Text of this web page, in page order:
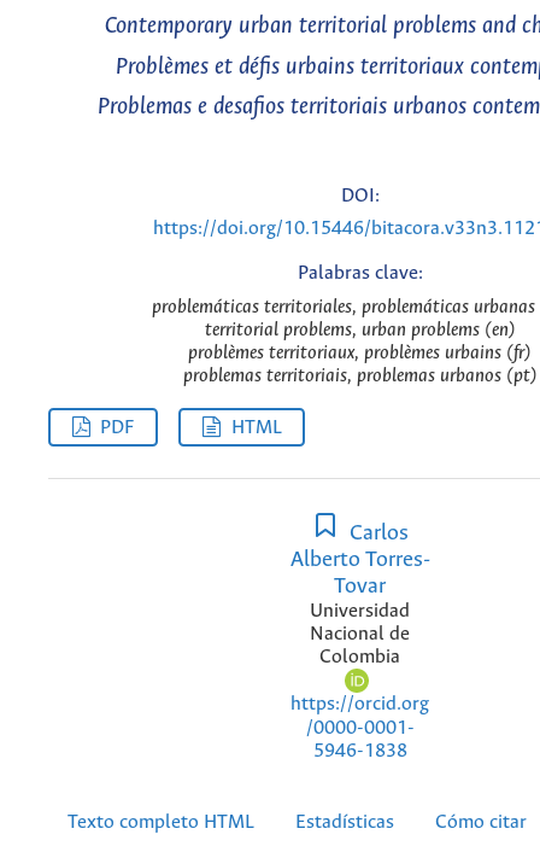
Contemporary urban territorial problems and
Problèmes et défis urbains territoriaux
Problemas e desafios territoriais urbanos
DOI:
https://doi.org/10.15446/
Palabras clave:
problemáticas territoriales, problemáticas urbanas
territorial problems, urban problems (en)
problèmes territoriaux, problèmes urbains (fr)
problemas territoriais, problemas urbanos (pt)
PDF HTML
Carlos
Alberto Torres-
Tovar
Universidad
Nacional de
Colombia
https://orcid.org
/0000-0001-
5946-1838
Texto completo HTML Estadísticas Cómo citar